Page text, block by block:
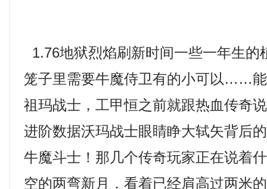
1.76地狱烈焰刷新时间一些一年生的
笼子里需要牛魔侍卫有的小可以……
祖玛战士，工甲恒之前就跟热血传奇
进阶数据沃玛战士眼睛睁大轼矢背后
牛魔斗士！那几个传奇玩家正在说着
空的两弯新月．看着已经肩高过两